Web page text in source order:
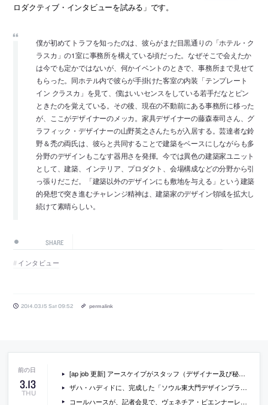
ロダクティブ・インタビューを試みる」です。
僕が初めてトラフを知ったのは、彼らがまだ目黒通りの「ホテル・ク
ラスカ」の1室に事務所を構えている頃だった。なぜそこで会えたか
は今でも定かではないが、何かイベントのときで、事務所まで見せて
もらった。同ホテル内で彼らが手掛けた客室の内装「テンプレート
イン クラスカ」を見て、僕はいいセンスをしている若手だなとピン
ときたのを覚えている。その後、現在の不動前にある事務所に移った
が、ここがデザイナーのメッカ。家具デザイナーの藤森泰司さん、グ
ラフィック・デザイナーの山野英之さんたちが入居する。芸達者な鈴
野＆禿の両氏は、彼らと共同することで建築をベースにしながらも多
分野のデザインもこなす器用さを発揮。今では異色の建築家ユニット
として、建築、インテリア、プロダクト、会場構成などの分野から引
っ張りだこだ。「建築以外のデザインにも敷地を与える」という建築
的発想で突き進むチャレンジ精神は、建築家のデザイン領域を拡大し
続けて素晴らしい。
SHARE
インタビュー
2014.03.15 Sat 09:52 permalink
3.13
THU
[ap job 更新] アースケイプがスタッフ（デザイナー及び秘書・経理）を募集中
ザハ・ハディドに、完成した「ソウル東大門デザインプラザ」について聞いているインタビュー(日本語)
コールハースが、記者会見で、ヴェネチア・ビエンナーレ国際建築展について語っている動画